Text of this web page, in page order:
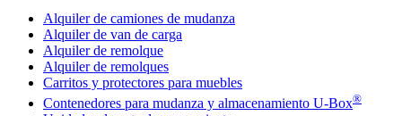
Alquiler de camiones de mudanza
Alquiler de van de carga
Alquiler de remolque
Alquiler de remolques
Carritos y protectores para muebles
Contenedores para mudanza y almacenamiento U-Box®